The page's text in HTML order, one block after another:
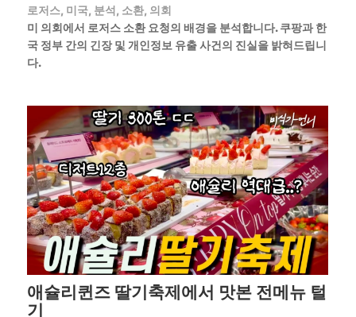
로저스, 미국, 분석, 소환, 의회
미 의회에서 로저스 소환 요청의 배경을 분석합니다. 쿠팡과 한
국 정부 간의 긴장 및 개인정보 유출 사건의 진실을 밝혀드립니
다.
애슐리퀸즈 딸기축제에서 맛본 전메뉴 털
기